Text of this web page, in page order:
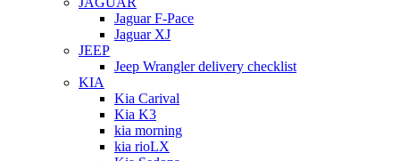
Jaguar F-Pace
Jaguar XJ
JEEP
Jeep Wrangler delivery checklist
KIA
Kia Carival
Kia K3
kia morning
kia rioLX